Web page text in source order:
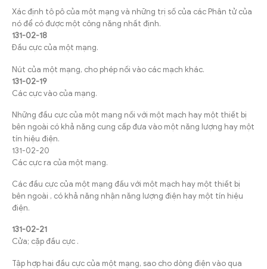
Xác định tô pô của một mạng và những trị số của các Phân tử của
nó để có được một công năng nhất định.
131-02-18
Đầu cực của một mạng.
Nút của một mạng, cho phép nối vào các mạch khác.
131-02-19
Các cực vào của mạng.
Những đầu cực của một mạng nối với một mạch hay một thiết bị
bên ngoài có khả năng cung cấp đưa vào một năng lượng hay một
tín hiệu điện.
131-02-20
Các cực ra của một mạng.
Các đầu cực của một mạng đấu với một mạch hay một thiết bị
bên ngoài , có khả năng nhận năng lượng điện hay một tín hiệu
điện.
131-02-21
Cửa; cặp đầu cực .
Tập hợp hai đầu cực của một mạng, sao cho dòng điện vào qua